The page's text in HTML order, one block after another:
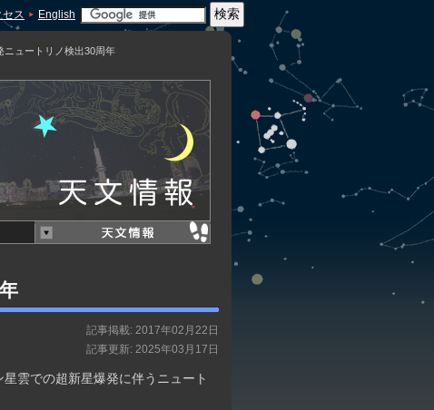
ス English
ニュートリノ検出30周年
記事掲載: 2017年02月22日
記事更新: 2025年03月17日
雲での超新星爆発に伴うニュート